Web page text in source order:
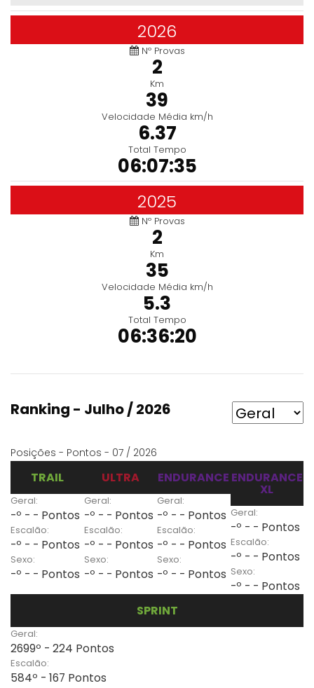
2026
Nº Provas
2
Km
39
Velocidade Média km/h
6.37
Total Tempo
06:07:35
2025
Nº Provas
2
Km
35
Velocidade Média km/h
5.3
Total Tempo
06:36:20
Ranking - Julho / 2026
Posições - Pontos - 07 / 2026
TRAIL
Geral:
-º - - Pontos
Escalão:
-º - - Pontos
Sexo:
-º - - Pontos
ULTRA
Geral:
-º - - Pontos
Escalão:
-º - - Pontos
Sexo:
-º - - Pontos
ENDURANCE
Geral:
-º - - Pontos
Escalão:
-º - - Pontos
Sexo:
-º - - Pontos
ENDURANCE
XL
Geral:
-º - - Pontos
Escalão:
-º - - Pontos
Sexo:
-º - - Pontos
SPRINT
Geral:
2699º - 224 Pontos
Escalão:
584º - 167 Pontos